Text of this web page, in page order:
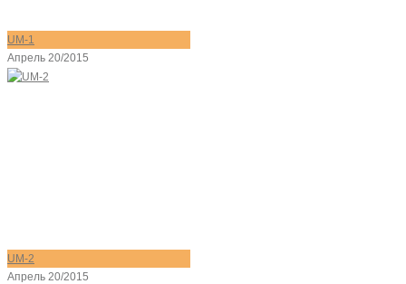
UM-1
Апрель 20/2015
UM-2
Апрель 20/2015